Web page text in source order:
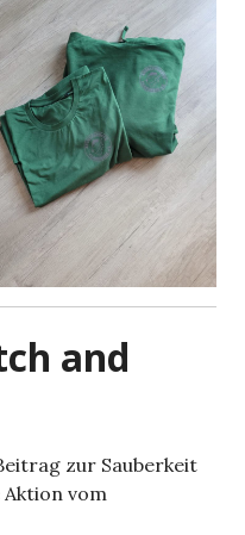
and
zur Sauberkeit
Aktion vom